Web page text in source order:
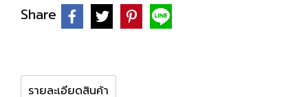
Share
รายละเอียดสินค้า